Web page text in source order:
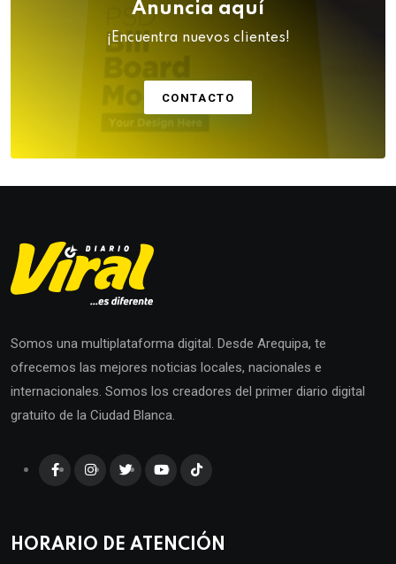
Anuncia aquí
¡Encuentra nuevos clientes!
CONTACTO
Somos una multiplataforma digital. Desde Arequipa, te
ofrecemos las mejores noticias locales, nacionales e
internacionales. Somos los creadores del primer diario digital
gratuito de la Ciudad Blanca.
HORARIO DE ATENCIÓN